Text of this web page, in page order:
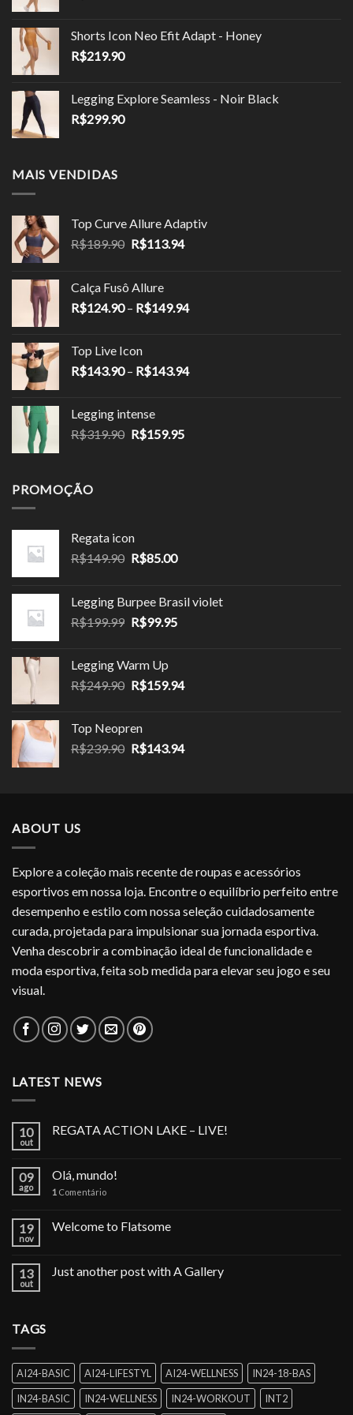
Shorts Icon Neo Efit Adapt - Honey
R$219.90
Legging Explore Seamless - Noir Black
R$299.90
MAIS VENDIDAS
Top Curve Allure Adaptiv
R$189.90 O
era:
R$189.90.
R$113.94O
R$113.94.
Calça Fusô Allure
R$124.90 – R$149.94Faixa
através
Top Live Icon
R$143.90 – R$143.94Faixa
Legging intense
R$319.90 O
R$159.95O
PROMOÇÃO
Regata icon
R$149.90 O
era:
R$149.90.
R$85.00O
é:
R$85.00.
Legging Burpee Brasil violet
R$199.99 O
era:
R$199.99.
R$99.95O
R$99.95.
Legging Warm Up
R$249.90 O
era:
R$249.90.
R$159.94O
R$159.94.
Top Neopren
R$239.90 O
R$143.94O
ABOUT US
Explore a coleção mais recente de roupas e acessórios
esportivos em nossa loja. Encontre o equilíbrio perfeito entre
desempenho e estilo com nossa seleção cuidadosamente
curada, projetada para impulsionar sua jornada esportiva.
Venha descobrir a combinação ideal de funcionalidade e
moda esportiva, feita sob medida para elevar seu jogo e seu
visual.
LATEST NEWS
10
out
REGATA ACTION LAKE – LIVE!
09
ago
Olá, mundo!
1 Comentário
19
nov
Welcome to Flatsome
13
out
Just another post with A Gallery
TAGS
AI24-BASIC AI24-LIFESTYL AI24-WELLNESS
IN24-18-BAS
IN24-BASIC
IN24-WELLNESS IN24-WORKOUT INT2